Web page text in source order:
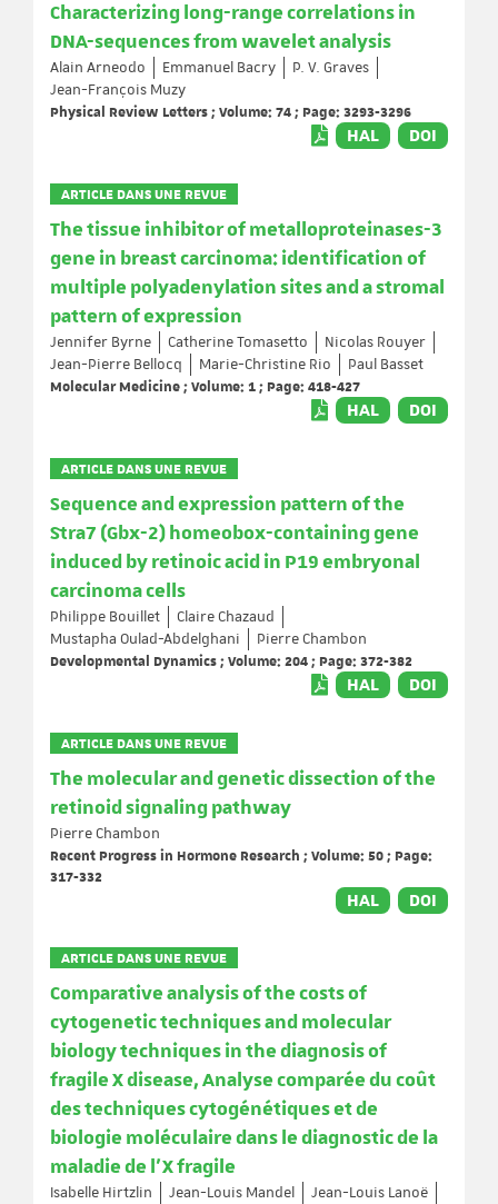
Characterizing long-range correlations in
DNA-sequences from wavelet analysis
Alain Arneodo Emmanuel Bacry
P. V. Graves
Jean-François Muzy
Physical Review Letters ; Volume: 74 ; Page: 3293-3296
HAL DOI
ARTICLE DANS UNE REVUE
The tissue inhibitor of metalloproteinases-3
gene in breast carcinoma: identification of
multiple polyadenylation sites and a stromal
pattern of expression
Jennifer Byrne Catherine Tomasetto
Nicolas Rouyer
Jean-Pierre Bellocq
Marie-Christine Rio
Paul Basset
Molecular Medicine ; Volume: 1 ; Page: 418-427
HAL DOI
ARTICLE DANS UNE REVUE
Sequence and expression pattern of the
Stra7 (Gbx-2) homeobox-containing gene
induced by retinoic acid in P19 embryonal
carcinoma cells
Philippe Bouillet
Claire Chazaud
Mustapha Oulad-Abdelghani
Pierre Chambon
Developmental Dynamics ; Volume: 204 ; Page: 372-382
HAL DOI
ARTICLE DANS UNE REVUE
The molecular and genetic dissection of the
retinoid signaling pathway
Pierre Chambon
Recent Progress in Hormone Research ; Volume: 50 ; Page:
317-332
HAL DOI
ARTICLE DANS UNE REVUE
Comparative analysis of the costs of
cytogenetic techniques and molecular
biology techniques in the diagnosis of
fragile X disease, Analyse comparée du coût
des techniques cytogénétiques et de
biologie moléculaire dans le diagnostic de la
maladie de l'X fragile
Isabelle Hirtzlin Jean-Louis Mandel
Jean-Louis Lanoë